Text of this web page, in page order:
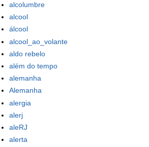
alcolumbre
alcool
álcool
alcool_ao_volante
aldo rebelo
além do tempo
alemanha
Alemanha
alergia
alerj
aleRJ
alerta